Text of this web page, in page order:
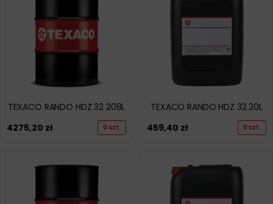
TEXACO RANDO HDZ 32 208L
4275,20 zł 0 szt.
TEXACO RANDO HDZ 32 20L
459,40 zł 0 szt.